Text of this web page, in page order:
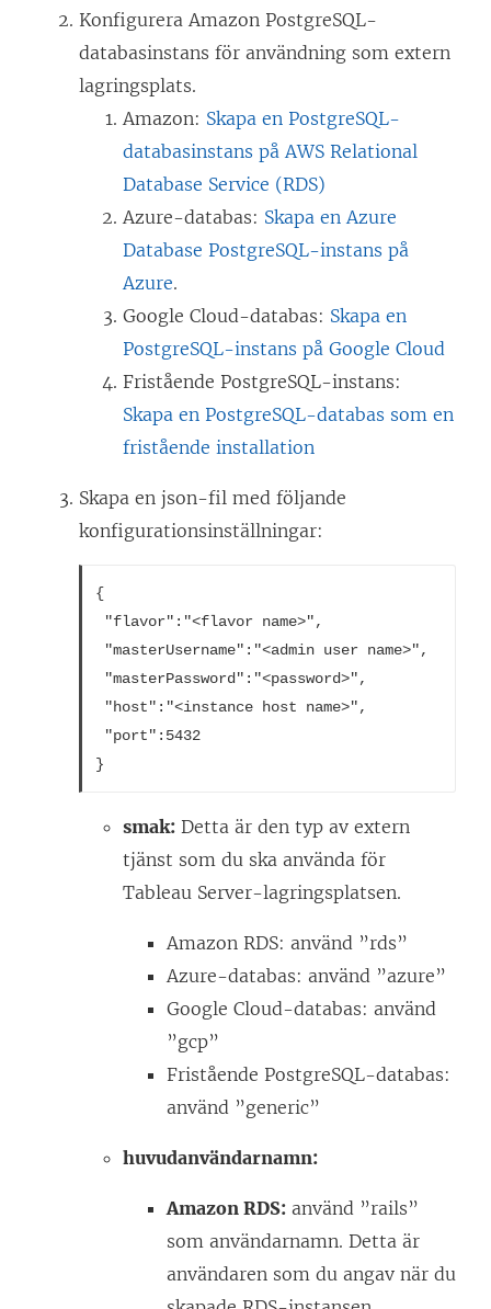
Konfigurera Amazon PostgreSQL-
databasinstans för användning som extern
lagringsplats.
Amazon: Skapa en PostgreSQL-
databasinstans på AWS Relational
Database Service (RDS)
Azure-databas: Skapa en Azure
Database PostgreSQL-instans på
Azure.
Google Cloud-databas: Skapa en
PostgreSQL-instans på Google Cloud
Fristående PostgreSQL-instans:
Skapa en PostgreSQL-databas som en
fristående installation
Skapa en json-fil med följande
konfigurationsinställningar:
{
"flavor":"<flavor name>",
"masterUsername":"<admin user name>",
"masterPassword":"<password>",
"host":"<instance host name>",
"port":5432
smak: Detta är den typ av extern
tjänst som du ska använda för
Tableau Server-lagringsplatsen.
Amazon RDS: använd ”rds”
Azure-databas: använd ”azure”
Google Cloud-databas: använd
”gcp”
Fristående PostgreSQL-databas:
använd ”generic”
huvudanvändarnamn:
Amazon RDS: använd ”rails”
som användarnamn. Detta är
användaren som du angav när du